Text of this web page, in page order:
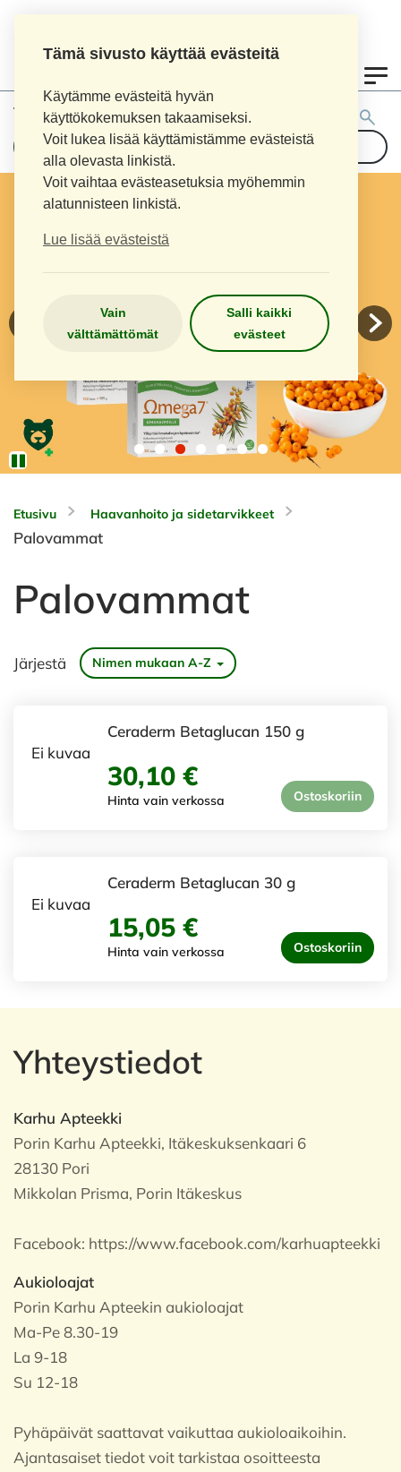
Tämä sivusto käyttää evästeitä
Käytämme evästeitä hyvän
käyttökokemuksen takaamiseksi.
Voit lukea lisää käyttämistämme evästeistä
alla olevasta linkistä.
Voit vaihtaa evästeasetuksia myöhemmin
alatunnisteen linkistä.
Lue lisää evästeistä
Vain
välttämättömät
Salli kaikki
evästeet
Tuotehaku:
Etusivu Haavanhoito ja sidetarvikkeet
Palovammat
Palovammat
Järjestä Nimen mukaan A-Z
Ei kuvaa
Ceraderm Betaglucan 150 g
30,10 €
Hinta vain verkossa Ostoskoriin
Ei kuvaa
Ceraderm Betaglucan 30 g
15,05 €
Hinta vain verkossa Ostoskoriin
Yhteystiedot
Karhu Apteekki
Porin Karhu Apteekki, Itäkeskuksenkaari 6
28130 Pori
Mikkolan Prisma, Porin Itäkeskus
Facebook: https://www.facebook.com/karhuapteekki
Aukioloajat
Porin Karhu Apteekin aukioloajat
Ma-Pe 8.30-19
La 9-18
Su 12-18
Pyhäpäivät saattavat vaikuttaa aukioloaikoihin.
Ajantasaiset tiedot voit tarkistaa osoitteesta